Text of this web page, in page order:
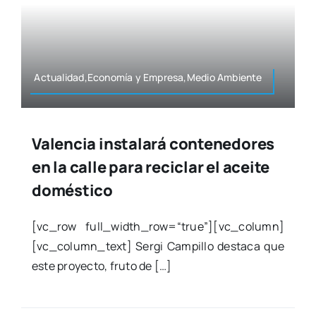
Actualidad,Economía y Empresa,Medio Ambien­te
Valencia instalará contenedores
en la calle para reciclar el aceite
doméstico
[vc_row full_width_row=“true”][vc_column]
[vc_column_text] Ser­gi Cam­pi­llo des­ta­ca que
este pro­yec­to, fru­to de […]